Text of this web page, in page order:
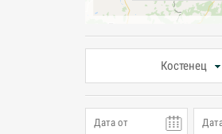
Костенец